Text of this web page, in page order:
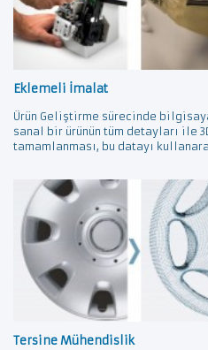
Eklemeli İmalat
Ürün Geliştirme sürecinde
sanal bir ürünün tüm detayları ile
tamamlanması, bu datayı
Tersine Mühendislik